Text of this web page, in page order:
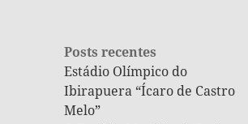
Posts recentes
Estádio Olímpico do
Ibirapuera “Ícaro de Castro
Melo”